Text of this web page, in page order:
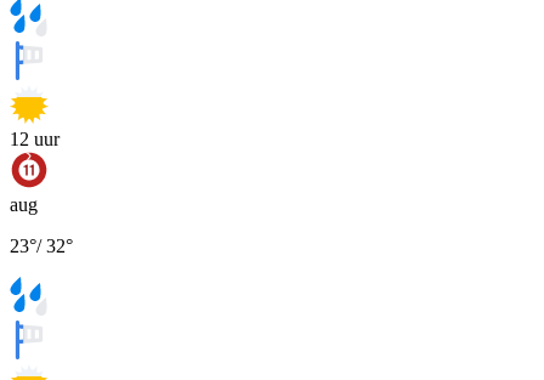
12 uur
aug
23°/32°